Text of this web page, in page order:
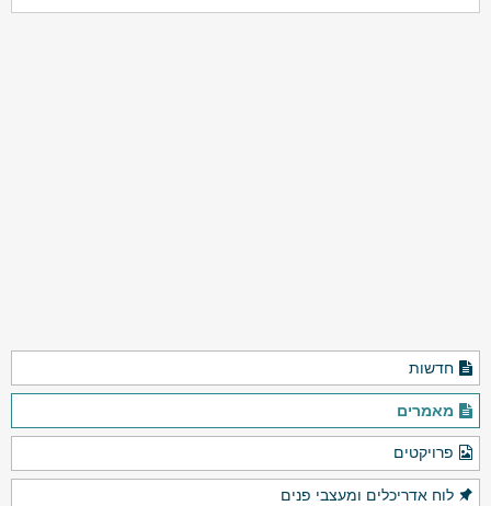
חדשות
מאמרים
פרויקטים
לוח אדריכלים ומעצבי פנים